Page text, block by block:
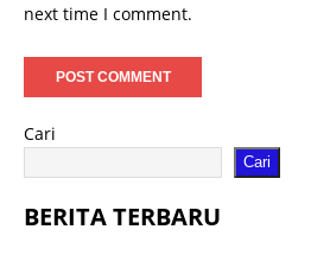
next time I comment.
Cari
Cari
BERITA TERBARU